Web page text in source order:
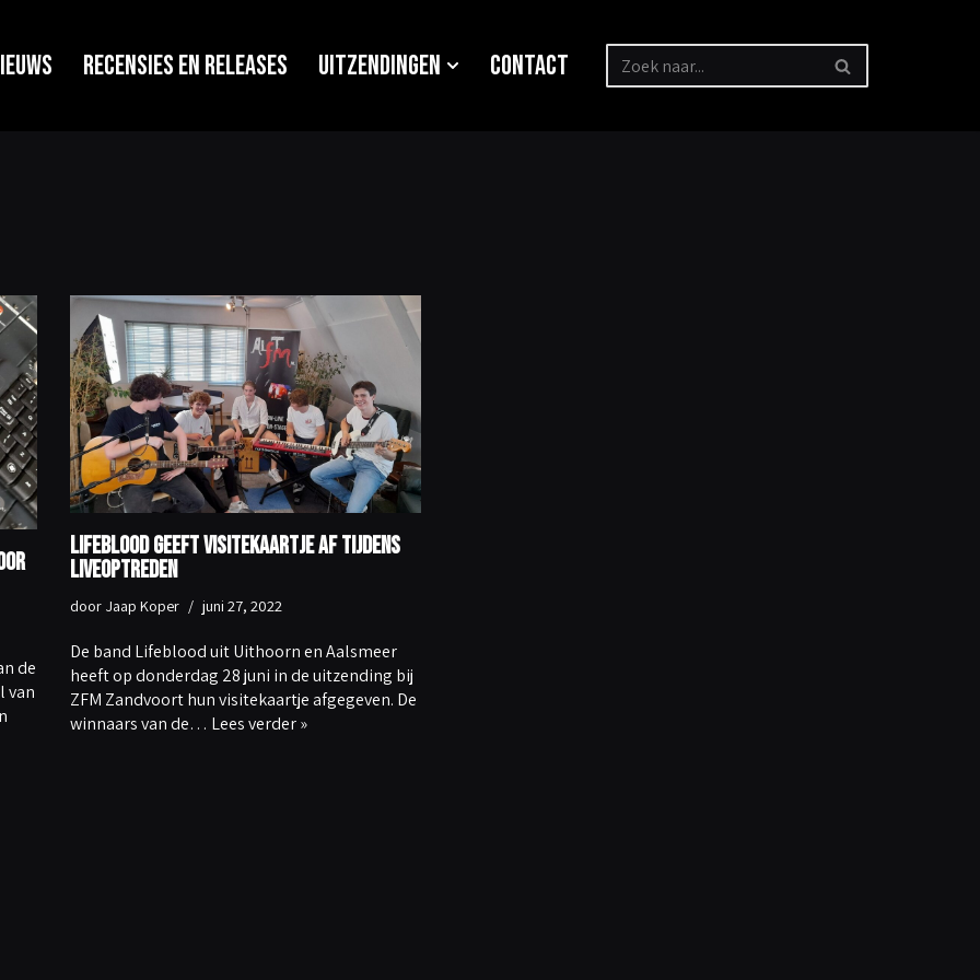
Recensies en releases Uitzendingen Contact
de
van
Lifeblood geeft visitekaartje af tijdens
liveoptreden
door Jaap Koper juni 27, 2022
De band Lifeblood uit Uithoorn en Aalsmeer
heeft op donderdag 28 juni in de uitzending bij
ZFM Zandvoort hun visitekaartje afgegeven. De
winnaars van de… Lees verder »